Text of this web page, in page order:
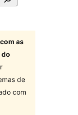
as
do
de
com